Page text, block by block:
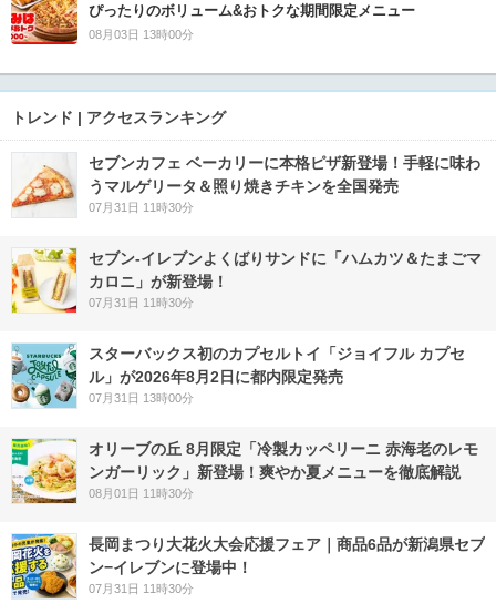
ぴったりのボリューム&おトクな期間限定メニュー
08月03日 13時00分
トレンド | アクセスランキング
セブンカフェ ベーカリーに本格ピザ新登場！手軽に味わ
うマルゲリータ＆照り焼きチキンを全国発売
07月31日 11時30分
セブン‐イレブンよくばりサンドに「ハムカツ＆たまごマ
カロニ」が新登場！
07月31日 11時30分
スターバックス初のカプセルトイ「ジョイフル カプセ
ル」が2026年8月2日に都内限定発売
07月31日 13時00分
オリーブの丘 8月限定「冷製カッペリーニ 赤海老のレモ
ンガーリック」新登場！爽やか夏メニューを徹底解説
08月01日 11時30分
長岡まつり大花火大会応援フェア｜商品6品が新潟県セブ
ン−イレブンに登場中！
07月31日 11時30分